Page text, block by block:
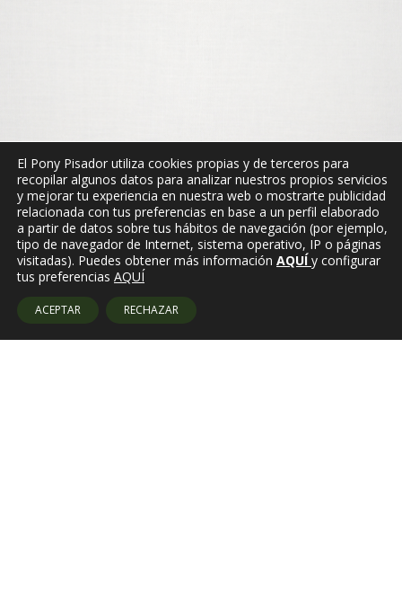
El Pony Pisador utiliza cookies propias y de terceros para
recopilar algunos datos para analizar nuestros propios servicios
y mejorar tu experiencia en nuestra web o mostrarte publicidad
relacionada con tus preferencias en base a un perfil elaborado
a partir de datos sobre tus hábitos de navegación (por ejemplo,
tipo de navegador de Internet, sistema operativo, IP o páginas
visitadas). Puedes obtener más información AQUÍ y configurar
tus preferencias AQUÍ
ACEPTAR RECHAZAR